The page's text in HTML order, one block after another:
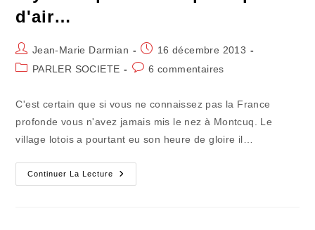
d'air…
Auteur/autrice
de
Jean-Marie Darmian
Publication
publiée :
16 décembre 2013
PostPARLER SOCIETE
Commentaires
6 commentaires
C'est certain que si vous ne connaissez pas la France
profonde vous n'avez jamais mis le nez à Montcuq. Le
village lotois a pourtant eu son heure de gloire il…
Continuer La Lecture
Y